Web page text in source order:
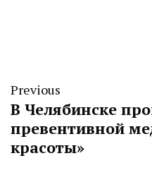
Previous
В Челябинске
превентивной
красоты»